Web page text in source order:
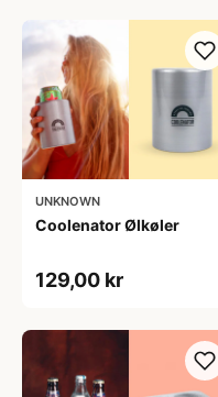
UNKNOWN
Coolenator Ølkøler
129,00 kr